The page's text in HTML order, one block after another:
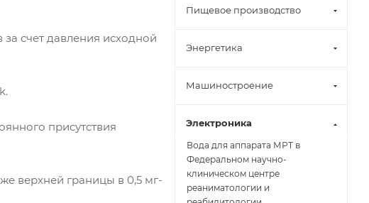
счет давления исходной
присутствия
верхней границы в 0,5 мг-
Пищевое производство
Энергетика
Машиностроение
Электроника
Вода для аппарата МРТ в
Федеральном научно-
клиническом центре
реаниматологии и